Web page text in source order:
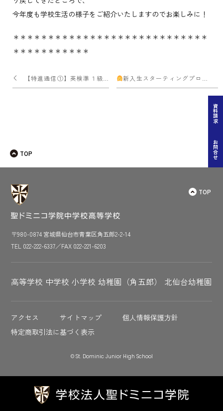
今年度も学校生活の様子をご紹介いたしますのでお楽しみに！
＊＊＊＊＊＊＊＊＊＊＊＊＊＊＊＊＊＊＊＊＊＊＊＊＊＊＊＊
＊＊＊＊＊＊＊＊＊＊＊
投
稿
ショ
【特進通信①】英検準１級合格！！ 新入生スターティングプログラム
TOP
資料請求
お問合せ
TOP
〒980-0874 宮城県仙台市青葉区角五郎2-2-14
TEL 022-222-6337／FAX 022-221-6203
高等学校 中学校 小学校 幼稚園（角五郎） 北仙台幼稚園
アクセス サイトマップ
個人情報保護方針
特定商取引法に基づく表示
© St. Dominic Junior High School